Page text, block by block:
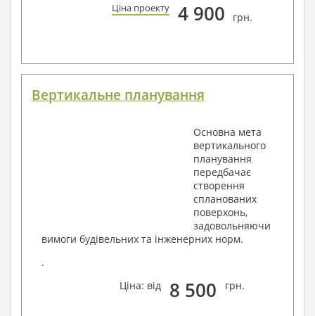
Ціна проекту 4 900 грн.
Вертикальне планування
Основна мета
вертикального
планування
передбачає
створення
спланованих
поверхонь,
задовольняючи
вимоги будівельних та інженерних норм.
.
Ціна: від
8 500 грн.